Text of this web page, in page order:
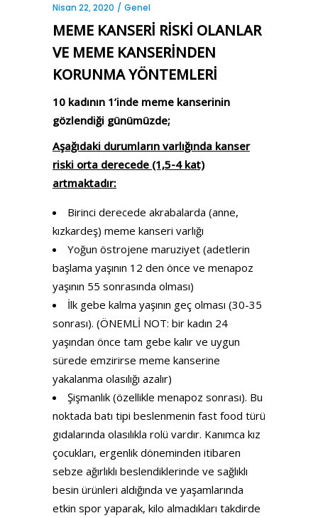
Nisan 22, 2020 Genel
MEME KANSERİ RİSKİ OLANLAR
VE MEME KANSERİNDEN
KORUNMA YÖNTEMLERİ
10 kadının 1’inde meme kanserinin
gözlendiği günümüzde;
Aşağıdaki durumların varlığında kanser
riski orta derecede (1,5-4 kat)
artmaktadır:
Birinci derecede akrabalarda (anne,
kızkardeş) meme kanseri varlığı
Yoğun östrojene maruziyet (adetlerin
başlama yaşının 12 den önce ve menapoz
yaşının 55 sonrasında olması)
İlk gebe kalma yaşının geç olması (30-35
sonrası). (ÖNEMLİ NOT: bir kadın 24
yaşından önce tam gebe kalır ve uygun
sürede emzirirse meme kanserine
yakalanma olasılığı azalır)
Şişmanlık (özellikle menapoz sonrası). Bu
noktada batı tipi beslenmenin fast food türü
gıdalarında olasılıkla rolü vardır. Kanımca kız
çocukları, ergenlik döneminden itibaren
sebze ağırlıklı beslendiklerinde ve sağlıklı
besin ürünleri aldığında ve yaşamlarında
etkin spor yaparak, kilo almadıkları takdirde